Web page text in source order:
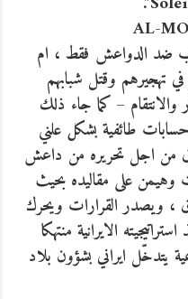
AL-
ضد الدواعش فقط ، ام
تهجيرهم وقتل شبابهم
– كما جاء ذلك
طائفية بشكل علني
من اجل تحريره من داعش
على مقاليده بحيث
، ويصدر القرارات ويحرك
الايرانية منتهكا
يتدخّل ايراني بشؤون بلاد